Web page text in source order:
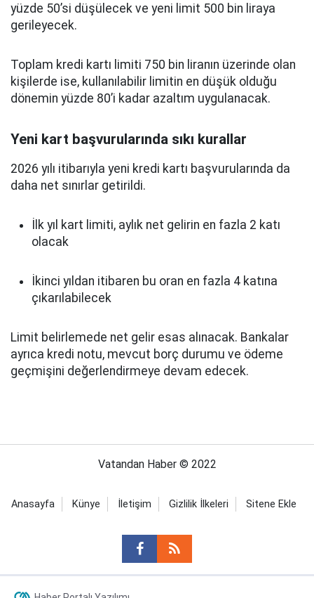
yüzde 50’si düşülecek ve yeni limit 500 bin liraya
gerileyecek.
Toplam kredi kartı limiti 750 bin liranın üzerinde olan
kişilerde ise, kullanılabilir limitin en düşük olduğu
dönemin yüzde 80’i kadar azaltım uygulanacak.
Yeni kart başvurularında sıkı kurallar
2026 yılı itibarıyla yeni kredi kartı başvurularında da
daha net sınırlar getirildi.
İlk yıl kart limiti, aylık net gelirin en fazla 2 katı
olacak
İkinci yıldan itibaren bu oran en fazla 4 katına
çıkarılabilecek
Limit belirlemede net gelir esas alınacak. Bankalar
ayrıca kredi notu, mevcut borç durumu ve ödeme
geçmişini değerlendirmeye devam edecek.
Vatandan Haber © 2022
Anasayfa Künye İletişim Gizlilik İlkeleri Sitene Ekle